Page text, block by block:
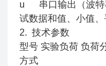
u 串口输出（波特
试数据和值、小值、
2. 技术参数
型号 实验负荷 负荷
方式